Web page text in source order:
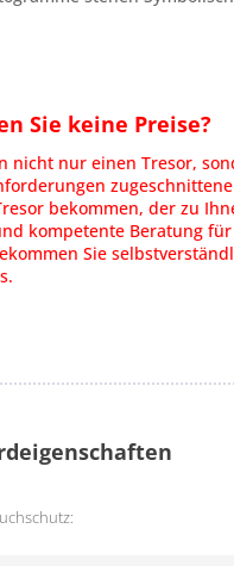
Sie keine Preise?
nicht nur einen Tresor,
bekommen, der zu
kompetente Beratung
Sie